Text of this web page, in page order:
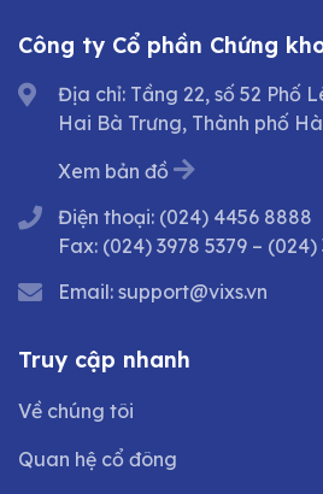
Công ty Cổ phần Chứng
Địa chỉ: Tầng 22, số 52 Phố
Hai Bà Trưng, Thành phố
Xem bản đồ
Điện thoại: (024) 4456 8888
Fax: (024) 3978 5379 – (024)
Email: support@vixs.vn
Truy cập nhanh
Về chúng tôi
Quan hệ cổ đông